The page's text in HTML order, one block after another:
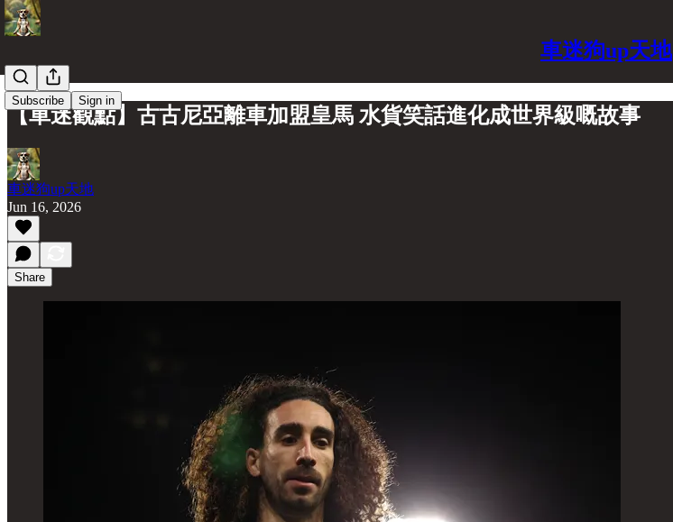
車迷狗up天地
Subscribe Sign in
【車迷觀點】古古尼亞離車加盟皇馬 水貨笑話進化成世界級嘅故事
車迷狗up天地
Jun 16, 2026
Share